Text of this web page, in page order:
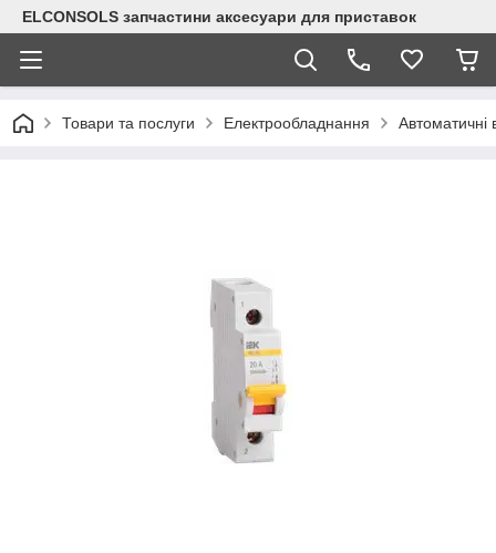
ELCONSOLS запчастини аксесуари для приставок
Товари та послуги Електрообладнання Автоматичні